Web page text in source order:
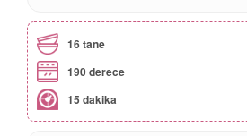
16 tane
190 derece
15 dakika